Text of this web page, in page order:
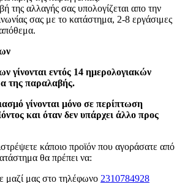
της αλλαγής σας υπολογίζεται απο την
σας με το κατάστημα, 2-8 εργάσιμες
γίνονται εντός 14 ημερολογιακών
της παραλαβής.
γίνονται μόνο σε περίπτωση
και όταν δεν υπάρχει άλλο προς
κάποιο προϊόν που αγοράσατε από
θα πρέπει να:
μαζί μας στο τηλέφωνο 2310784928